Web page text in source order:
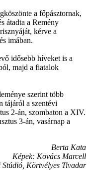
a főpásztornak,
átadta a Remény
kérve a
imában.
idősebb híveket is a
majd a fiatalok
szerint több
tájáról a szentévi
2-án, szombaton a XIV.
3-án, vasárnap a
Berta Kata
Képek: Kovács Marcell
Stúdió, Körtvélyes Tivadar